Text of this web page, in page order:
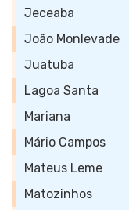
Jeceaba
João Monlevade
Juatuba
Lagoa Santa
Mariana
Mário Campos
Mateus Leme
Matozinhos